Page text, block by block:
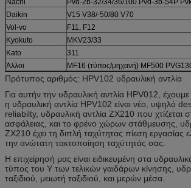
Nachi
Pvd-2b-32/34/36/100 Pvd-3b-54P
Daikin
V15 V38/-50/80 V70
Vol-vo
F11, F12
Kyokuto
MKV23/33
Kato
311
Άλλοι
MF16 (τύπος/μηχανή) MF500
Πρότυπος αριθμός: HPV102 υδραυλική αντλία
Για αυτήν την υδραυλική αντλία HPV012,
η υδραυλική αντλία HPV102 είναι νέο, υψηλό
reliabilty, υδραυλική αντλία ZX210 που χτίζεται
ασφάλειας, και το φρένο χώρων στάθμευσης,
ZX210 έχει τη διπλή ταχύτητας πίεση εργασίας
την ανώτατη τακτοποίηση ταχύτητάς σας.
Η επιχείρησή μας είναι ειδικευμένη στα
τύπος του Υ των τελικών γαιδάρων κίνησης,
ταξιδιού, μειωτή ταξιδιού, και μερών μέσα.